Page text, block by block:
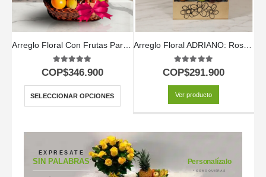
Arreglo Floral Con Frutas Paraíso
5.00out of 5
COP$346.900
SELECCIONAR OPCIONES
Arreglo Floral ADRIANO: Rosas Rojas, Girasoles y Frutas 🌹
5.00out of 5
COP$291.900
Ver producto
EXPRESATE
SIN PALABRAS Personalízalo
* COMO QUIERAS